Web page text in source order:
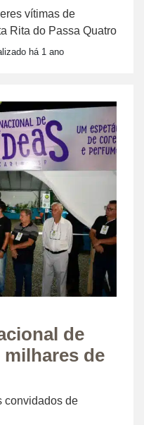
vítimas de
Rita do Passa Quatro
há 1 ano
de
de
convidados de